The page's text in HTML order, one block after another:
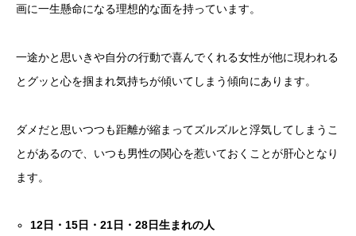
画に一生懸命になる理想的な面を持っています。
一途かと思いきや自分の行動で喜んでくれる女性が他に現われる
とグッと心を掴まれ気持ちが傾いてしまう傾向にあります。
ダメだと思いつつも距離が縮まってズルズルと浮気してしまうこ
とがあるので、いつも男性の関心を惹いておくことが肝心となり
ます。
12日・15日・21日・28日生まれの人